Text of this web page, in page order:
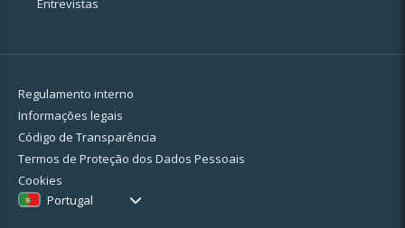
Regulamento interno
Informações legais
Código de Transparência
Termos de Proteção dos Dados Pessoais
Cookies
Portugal